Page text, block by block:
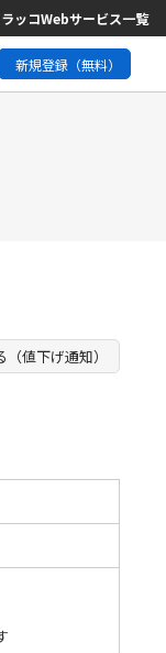
ラッコWebサービス一覧
新規登録（無料）
値下げ通知）